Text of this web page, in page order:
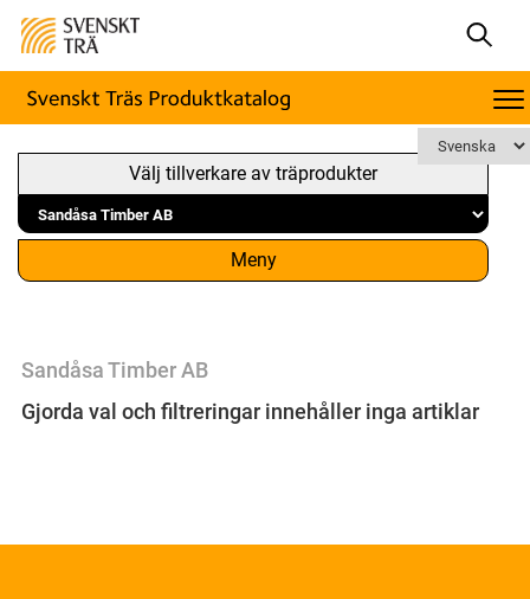
Välj tillverkare av träprodukter
Meny
Sandåsa Timber AB
Gjorda val och filtreringar innehåller inga artiklar